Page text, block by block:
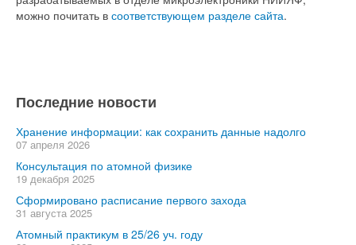
можно почитать в соответствующем разделе сайта.
Последние новости
Хранение информации: как сохранить данные надолго
07 апреля 2026
Консультация по атомной физике
19 декабря 2025
Сформировано расписание первого захода
31 августа 2025
Атомный практикум в 25/26 уч. году